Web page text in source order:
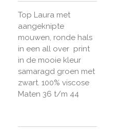
Top Laura met
aangeknipte
mouwen, ronde hals
in een all over print
in de mooie kleur
samaragd groen met
zwart. 100% viscose
Maten 36 t/m 44